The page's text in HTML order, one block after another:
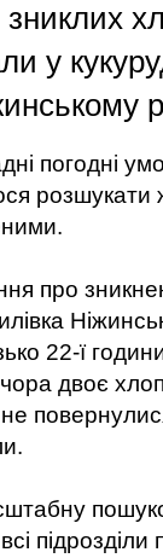
у
погодні
про
22-ї
двоє
підрозділи